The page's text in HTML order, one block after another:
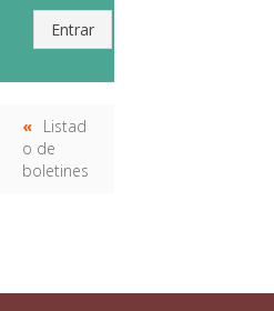
Entrar
Listad
o de
boletines